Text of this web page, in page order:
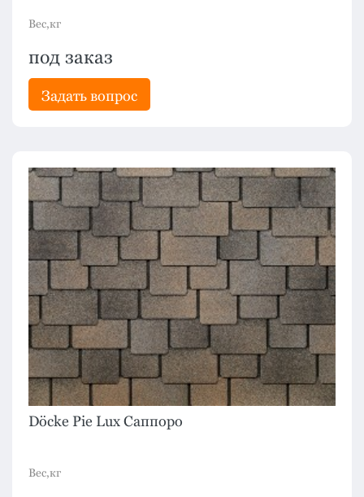
Вес,кг
под заказ
Задать вопрос
Döcke Pie Lux Саппоро
Вес,кг